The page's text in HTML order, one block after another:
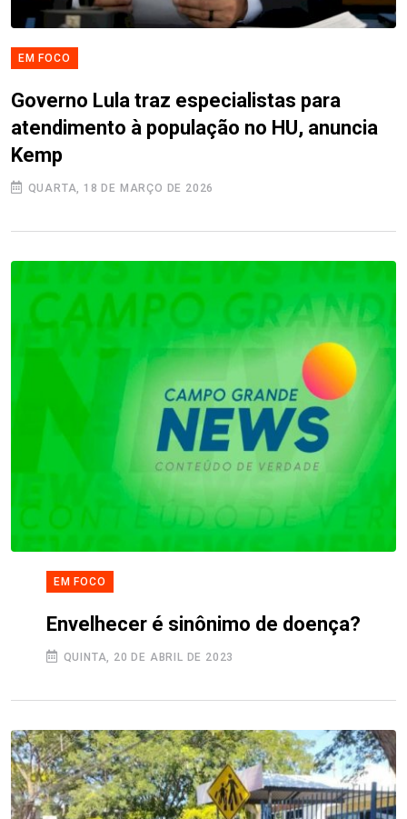
EM FOCO
Governo Lula traz especialistas para
atendimento à população no HU, anuncia
Kemp
QUARTA, 18 DE MARÇO DE 2026
EM FOCO
Envelhecer é sinônimo de doença?
QUINTA, 20 DE ABRIL DE 2023